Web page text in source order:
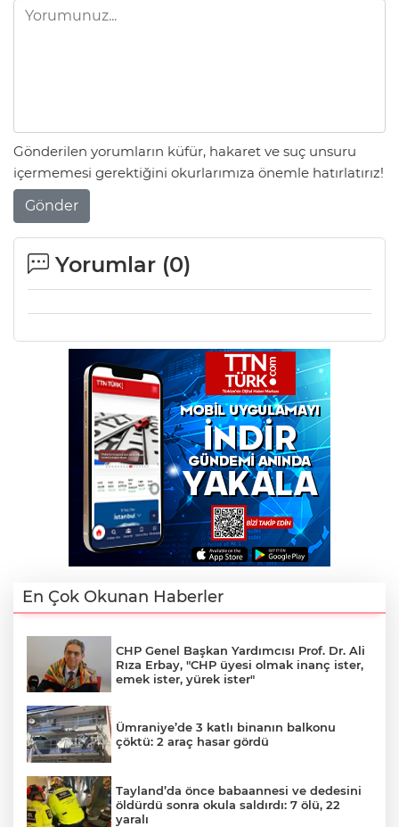
Gönderilen yorumların küfür, hakaret ve suç unsuru
içermemesi gerektiğini okurlarımıza önemle hatırlatırız!
Gönder
Yorumlar (0)
En Çok Okunan Haberler
CHP Genel Başkan Yardımcısı Prof. Dr. Ali
Rıza Erbay, "CHP üyesi olmak inanç ister,
emek ister, yürek ister"
Ümraniye’de 3 katlı binanın balkonu
çöktü: 2 araç hasar gördü
Tayland’da önce babaannesi ve dedesini
öldürdü sonra okula saldırdı: 7 ölü, 22
yaralı